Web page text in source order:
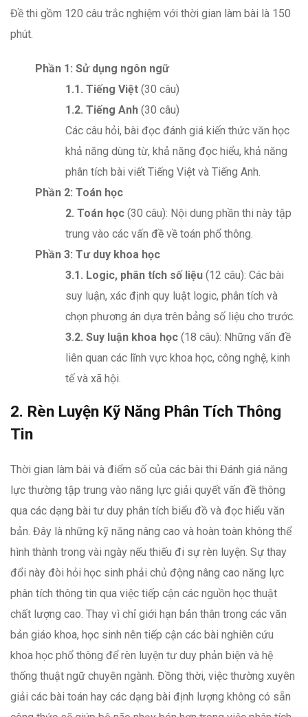
Đề thi gồm 120 câu trắc nghiệm với thời gian làm bài là 150
phút.
Phần 1: Sử dụng ngôn ngữ
1.1. Tiếng Việt (30 câu)
1.2. Tiếng Anh (30 câu)
Các câu hỏi, bài đọc đánh giá kiến thức văn học
khả năng dùng từ, khả năng đọc hiểu, khả năng
phân tích bài viết Tiếng Việt và Tiếng Anh.
Phần 2: Toán học
2. Toán học (30 câu): Nội dung phần thi này tập
trung vào các vấn đề về toán phổ thông.
Phần 3: Tư duy khoa học
3.1. Logic, phân tích số liệu (12 câu): Các bài
suy luận, xác định quy luật logic, phân tích và
chọn phương án dựa trên bảng số liệu cho trước.
3.2. Suy luận khoa học (18 câu): Những vấn đề
liên quan các lĩnh vực khoa học, công nghệ, kinh
tế và xã hội.
2. Rèn Luyện Kỹ Năng Phân Tích Thông
Tin
Thời gian làm bài và điểm số của các bài thi Đánh giá năng
lực thường tập trung vào năng lực giải quyết vấn đề thông
qua các dạng bài tư duy phân tích biểu đồ và đọc hiểu văn
bản. Đây là những kỹ năng nâng cao và hoàn toàn không thể
hình thành trong vài ngày nếu thiếu đi sự rèn luyện. Sự thay
đổi này đòi hỏi học sinh phải chủ động nâng cao năng lực
phân tích thông tin qua việc tiếp cận các nguồn học thuật
chất lượng cao. Thay vì chỉ giới hạn bản thân trong các văn
bản giáo khoa, học sinh nên tiếp cận các bài nghiên cứu
khoa học phổ thông để rèn luyện tư duy phản biện và hệ
thống thuật ngữ chuyên ngành. Đồng thời, việc thường xuyên
giải các bài toán hay các dạng bài định lượng không có sẵn